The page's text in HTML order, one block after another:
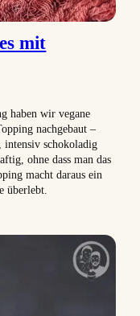
mit
haben wir vegane
nachgebaut –
schokoladig
ohne dass man das
macht daraus ein
überlebt.